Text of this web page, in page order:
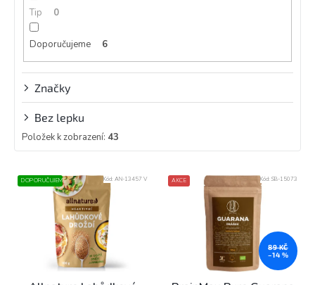
Tip 0
Doporučujeme 6
Značky
Bez lepku
Položek k zobrazení: 43
V
ýDOPORUČUJEME Kód: AN-13457 V AKCE
89 KČ
–14 %
Kód: SB-15073